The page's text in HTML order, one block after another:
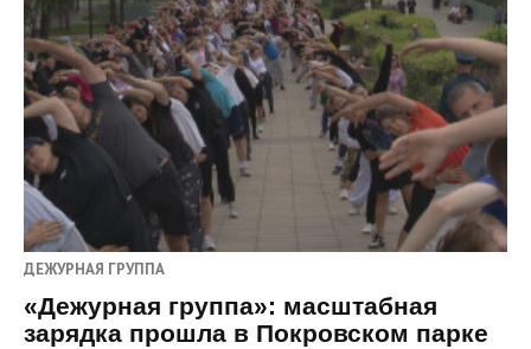
ДЕЖУРНАЯ ГРУППА
«Дежурная группа»: масштабная
зарядка прошла в Покровском парке